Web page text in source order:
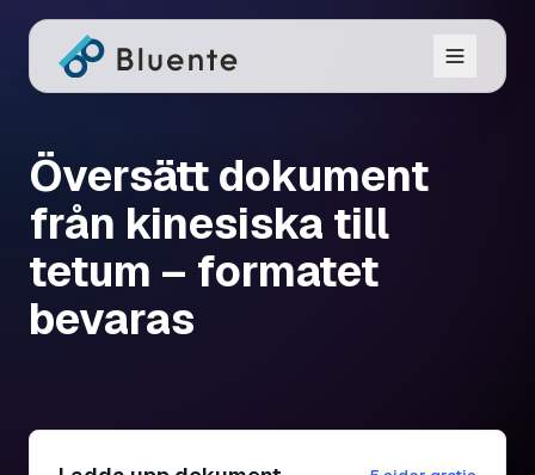
Översätt dokument
från kinesiska till
tetum – formatet
bevaras